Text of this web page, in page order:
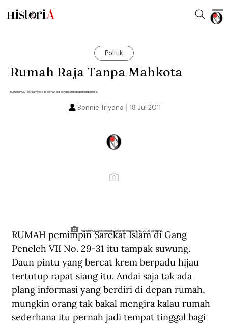
Politik
Rumah Raja Tanpa Mahkota
Rumah HOS Tjokroaminoto ini pernah jadi pondokan para pendiri bangsa.
18 Jul 2011
Bonnie Triyana
Rumah HOS Tjokroaminoto di Gang Peneleh VII No. 29-31 Surabaya.
RUMAH pemimpin Sarekat Islam di Gang
Peneleh VII No. 29-31 itu tampak suwung.
Daun pintu yang bercat krem berpadu hijau
tertutup rapat siang itu. Andai saja tak ada
plang informasi yang berdiri di depan rumah,
mungkin orang tak bakal mengira kalau rumah
sederhana itu pernah jadi tempat tinggal bagi